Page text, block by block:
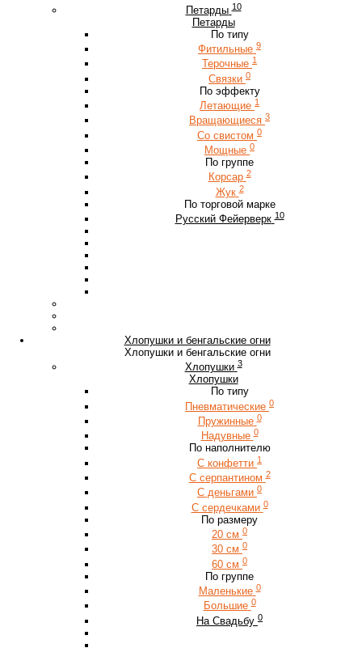
Петарды 10
Петарды
По типу
Фитильные 9
Терочные 1
Связки 0
По эффекту
Летающие 1
Вращающиеся 3
Со свистом 0
Мощные 0
По группе
Корсар 2
Жук 2
По торговой марке
Русский Фейерверк 10
Хлопушки и бенгальские огни
Хлопушки и бенгальские огни
Хлопушки 3
Хлопушки
По типу
Пневматические 0
Пружинные 0
Надувные 0
По наполнителю
С конфетти 1
С серпантином 2
С деньгами 0
С сердечками 0
По размеру
20 см 0
30 см 0
60 см 0
По группе
Маленькие 0
Большие 0
На Свадьбу 0